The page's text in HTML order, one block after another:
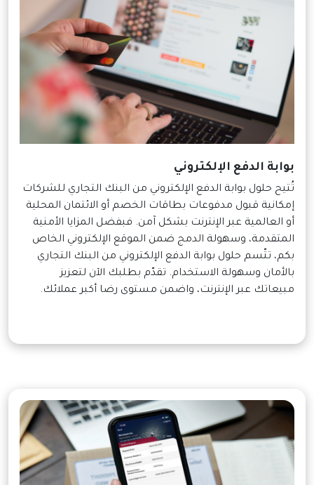
بوابة الدفع الإلكتروني
تُتيح حلول بوابة الدفع الإلكتروني من البنك التجاري للشركات
إمكانية قبول مدفوعات بطاقات الخصم أو الائتمان المحلية
أو العالمية عبر الإنترنت بشكل آمن. فبفضل المزايا الأمنية
المتقدمة، وسهولة الدمج ضمن الموقع الإلكتروني الخاص
بكم، تتّسم حلول بوابة الدفع الإلكتروني من البنك التجاري
بالأمان وسهولة الاستخدام. تقدّم بطلبك الآن لتعزيز
مبيعاتك عبر الإنترنت، واضمن مستوى رضا أكبر عملائك.